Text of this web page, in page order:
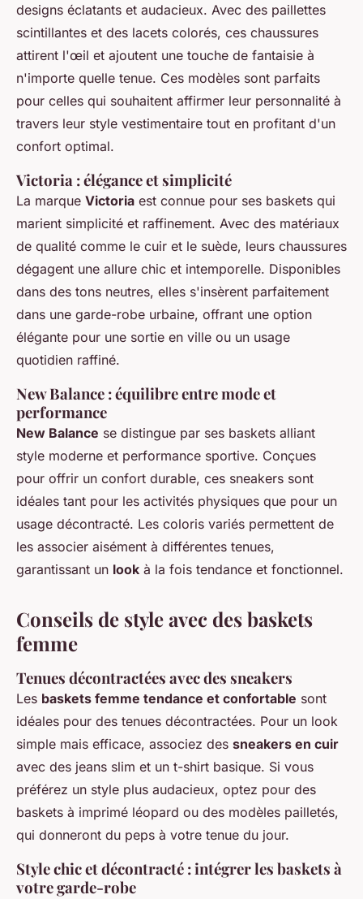
designs éclatants et audacieux. Avec des paillettes
scintillantes et des lacets colorés, ces chaussures
attirent l'œil et ajoutent une touche de fantaisie à
n'importe quelle tenue. Ces modèles sont parfaits
pour celles qui souhaitent affirmer leur personnalité à
travers leur style vestimentaire tout en profitant d'un
confort optimal.
Victoria : élégance et simplicité
La marque Victoria est connue pour ses baskets qui
marient simplicité et raffinement. Avec des matériaux
de qualité comme le cuir et le suède, leurs chaussures
dégagent une allure chic et intemporelle. Disponibles
dans des tons neutres, elles s'insèrent parfaitement
dans une garde-robe urbaine, offrant une option
élégante pour une sortie en ville ou un usage
quotidien raffiné.
New Balance : équilibre entre mode et
performance
New Balance se distingue par ses baskets alliant
style moderne et performance sportive. Conçues
pour offrir un confort durable, ces sneakers sont
idéales tant pour les activités physiques que pour un
usage décontracté. Les coloris variés permettent de
les associer aisément à différentes tenues,
garantissant un look à la fois tendance et fonctionnel.
Conseils de style avec des baskets
femme
Tenues décontractées avec des sneakers
Les baskets femme tendance et confortable sont
idéales pour des tenues décontractées. Pour un look
simple mais efficace, associez des sneakers en cuir
avec des jeans slim et un t-shirt basique. Si vous
préférez un style plus audacieux, optez pour des
baskets à imprimé léopard ou des modèles pailletés,
qui donneront du peps à votre tenue du jour.
Style chic et décontracté : intégrer les baskets à
votre garde-robe